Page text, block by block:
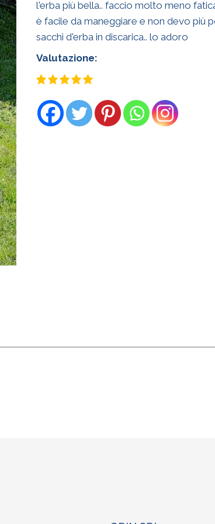
l'erba più bella.. faccio molto meno
è facile da maneggiare e non devo più
sacchi d'erba in discarica.. lo adoro
Valutazione: